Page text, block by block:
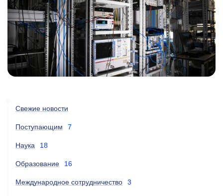
Свежие новости
Поступающим 7
Наука 18
Образование 16
Международное сотрудничество 3